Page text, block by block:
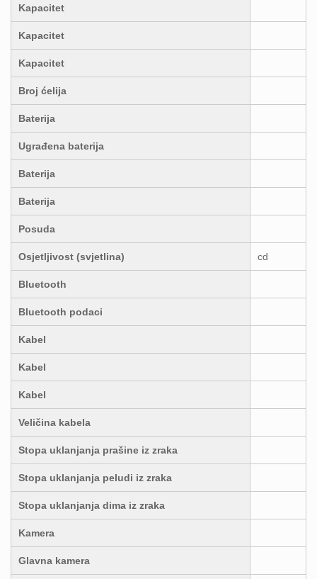
Kapacitet
Kapacitet
Kapacitet
Broj ćelija
Baterija
Ugrađena baterija
Baterija
Baterija
Posuda
Osjetljivost (svjetlina) cd
Bluetooth
Bluetooth podaci
Kabel
Kabel
Kabel
Veličina kabela
Stopa uklanjanja prašine iz zraka
Stopa uklanjanja peludi iz zraka
Stopa uklanjanja dima iz zraka
Kamera
Glavna kamera